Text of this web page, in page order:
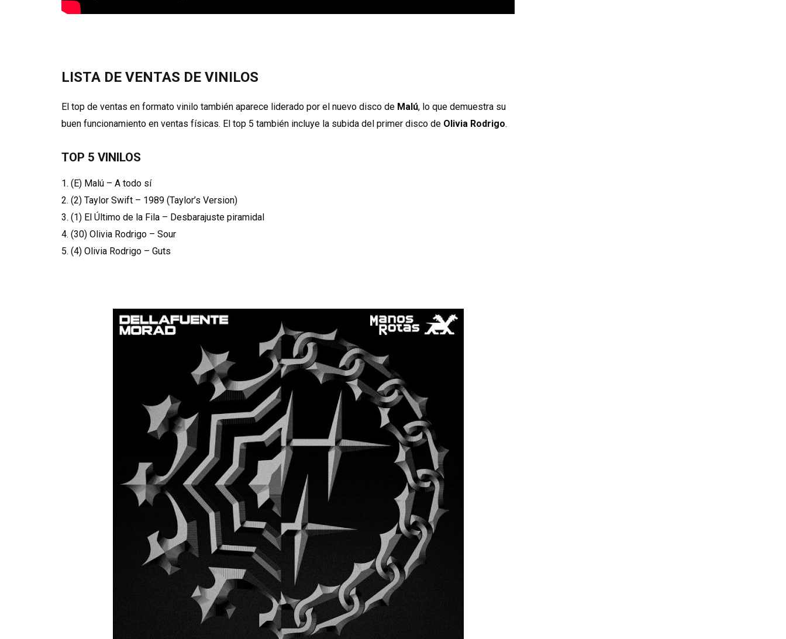
LISTA DE VENTAS DE VINILOS
El top de ventas en formato vinilo también aparece liderado por el nuevo disco de Malú, lo que demuestra su
buen funcionamiento en ventas físicas. El top 5 también incluye la subida del primer disco de Olivia Rodrigo.
TOP 5 VINILOS
1. (E) Malú – A todo sí
2. (2) Taylor Swift – 1989 (Taylor’s Version)
3. (1) El Último de la Fila – Desbarajuste piramidal
4. (30) Olivia Rodrigo – Sour
5. (4) Olivia Rodrigo – Guts